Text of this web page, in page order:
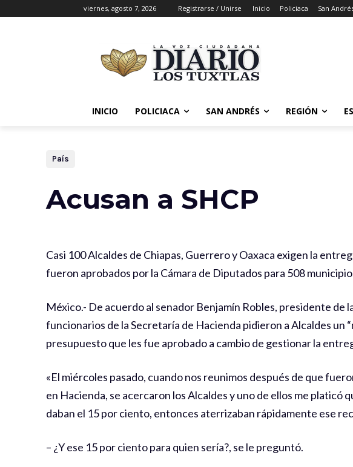
viernes, agosto 7, 2026 Registrarse / Unirse Inicio Policiaca San
INICIO POLICIACA SAN ANDRÉS REGIÓN
País
Acusan a SHCP
Casi 100 Alcaldes de Chiapas, Guerrero y Oaxaca exigen la
fueron aprobados por la Cámara de Diputados para 508
México.- De acuerdo al senador Benjamín Robles, presidente de
funcionarios de la Secretaría de Hacienda pidieron a Alcaldes un
presupuesto que les fue aprobado a cambio de gestionar la
«El miércoles pasado, cuando nos reunimos después de que
en Hacienda, se acercaron los Alcaldes y uno de ellos me platicó
daban el 15 por ciento, entonces aterrizaban rápidamente ese
– ¿Y ese 15 por ciento para quien sería?, se le preguntó.